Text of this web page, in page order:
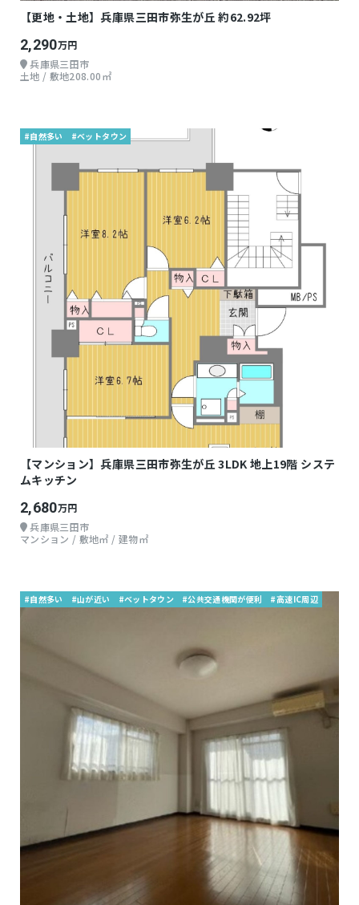
【更地・土地】兵庫県三田市弥生が丘 約62.92坪
2,290万円
兵庫県三田市
土地 / 敷地208.00㎡
#自然多い #ベットタウン
【マンション】兵庫県三田市弥生が丘 3LDK 地上19階 システ
ムキッチン
2,680万円
兵庫県三田市
マンション / 敷地㎡ / 建物㎡
#自然多い #山が近い #ベットタウン #公共交通機関が便利 #高速IC周辺